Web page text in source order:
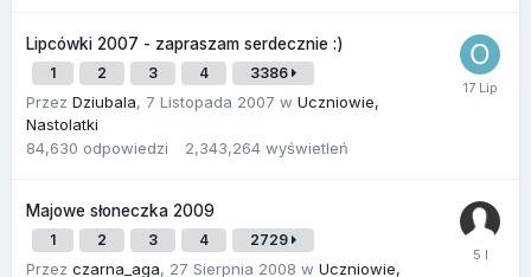
Lipcówki 2007 - zapraszam serdecznie :)
1 2 3 4 3386
Przez Dziubala, 7 Listopada 2007 w Uczniowie,
Nastolatki
84,630 odpowiedzi 2,343,264 wyświetleń
Majowe słoneczka 2009
1 2 3 4 2729
Przez czarna_aga, 27 Sierpnia 2008 w Uczniowie,